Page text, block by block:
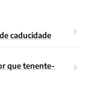
caducidade
que tenente-